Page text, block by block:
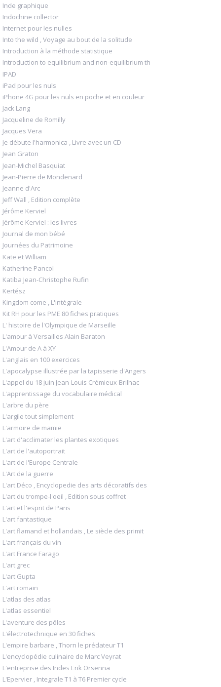
Inde graphique
Indochine collector
Internet pour les nulles
Into the wild , Voyage au bout de la solitude
Introduction à la méthode statistique
Introduction to equilibrium and non-equilibrium th
IPAD
iPad pour les nuls
iPhone 4G pour les nuls en poche et en couleur
Jack Lang
Jacqueline de Romilly
Jacques Vera
Je débute l'harmonica , Livre avec un CD
Jean Graton
Jean-Michel Basquiat
Jean-Pierre de Mondenard
Jeanne d'Arc
Jeff Wall , Edition complète
Jérôme Kerviel
Jérôme Kerviel : les livres
Journal de mon bébé
Journées du Patrimoine
Kate et William
Katherine Pancol
Katiba Jean-Christophe Rufin
Kertész
Kingdom come , L'intégrale
Kit RH pour les PME 80 fiches pratiques
L' histoire de l'Olympique de Marseille
L'amour à Versailles Alain Baraton
L'Amour de A à XY
L'anglais en 100 exercices
L'apocalypse illustrée par la tapisserie d'Angers
L'appel du 18 juin Jean-Louis Crémieux-Brilhac
L'apprentissage du vocabulaire médical
L'arbre du père
L'argile tout simplement
L'armoire de mamie
L'art d'acclimater les plantes exotiques
L'art de l'autoportrait
L'art de l'Europe Centrale
L'Art de la guerre
L'art Déco , Encyclopedie des arts décoratifs des
L'art du trompe-l'oeil , Edition sous coffret
L'art et l'esprit de Paris
L'art fantastique
L'art flamand et hollandais , Le siècle des primit
L'art français du vin
L'art France Farago
L'art grec
L'art Gupta
L'art romain
L'atlas des atlas
L'atlas essentiel
L'aventure des pôles
L'électrotechnique en 30 fiches
L'empire barbare , Thorn le prédateur T1
L'encyclopédie culinaire de Marc Veyrat
L'entreprise des Indes Erik Orsenna
L'Epervier , Integrale T1 à T6 Premier cycle